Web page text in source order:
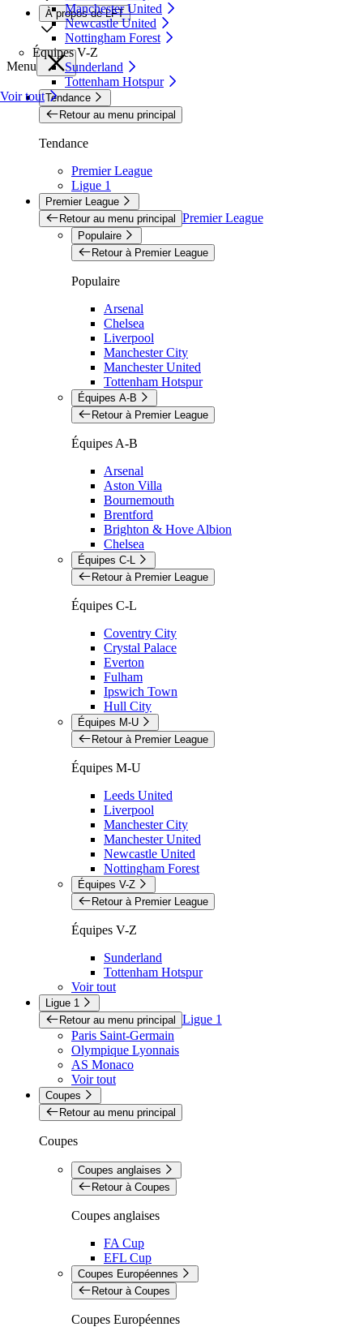
Manchester United
Newcastle United
Nottingham Forest
Équipes V-Z
Sunderland
Tottenham Hotspur
Voir tout
À propos de LFT
Menu
Tendance
Retour au menu principal
Tendance
Premier League
Ligue 1
Premier League
Retour au menu principal Premier League
Populaire
Retour à Premier League
Populaire
Arsenal
Chelsea
Liverpool
Manchester City
Manchester United
Tottenham Hotspur
Équipes A-B
Retour à Premier League
Équipes A-B
Arsenal
Aston Villa
Bournemouth
Brentford
Brighton & Hove Albion
Chelsea
Équipes C-L
Retour à Premier League
Équipes C-L
Coventry City
Crystal Palace
Everton
Fulham
Ipswich Town
Hull City
Équipes M-U
Retour à Premier League
Équipes M-U
Leeds United
Liverpool
Manchester City
Manchester United
Newcastle United
Nottingham Forest
Équipes V-Z
Retour à Premier League
Équipes V-Z
Sunderland
Tottenham Hotspur
Voir tout
Ligue 1
Retour au menu principal Ligue 1
Paris Saint-Germain
Olympique Lyonnais
AS Monaco
Voir tout
Coupes
Retour au menu principal
Coupes
Coupes anglaises
Retour à Coupes
Coupes anglaises
FA Cup
EFL Cup
Coupes Européennes
Retour à Coupes
Coupes Européennes